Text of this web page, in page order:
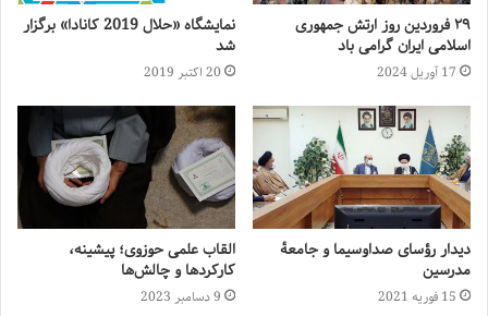
۲۹ فروردین روز ارتش جمهوری
اسلامی ایران گرامی باد
17 آوریل 2024
نمایشگاه «حلال 2019 کانادا» برگزار
شد
20 اکتبر 2019
دیدار رؤسای صداوسیما و جامعهٔ
مدرسین
15 فوریه 2021
القاب علمی حوزوی؛ پیشینه،
کارکردها و چالش‌ها
9 دسامبر 2023